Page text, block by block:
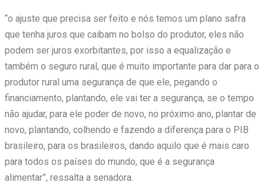
“o ajuste que precisa ser feito e nós temos um plano safra
que tenha juros que caibam no bolso do produtor, eles não
podem ser juros exorbitantes, por isso a equalização e
também o seguro rural, que é muito importante para dar para o
produtor rural uma segurança de que ele, pegando o
financiamento, plantando, ele vai ter a segurança, se o tempo
não ajudar, para ele poder de novo, no próximo ano, plantar de
novo, plantando, colhendo e fazendo a diferença para o PIB
brasileiro, para os brasileiros, dando aquilo que é mais caro
para todos os países do mundo, que é a segurança
alimentar”, ressalta a senadora.